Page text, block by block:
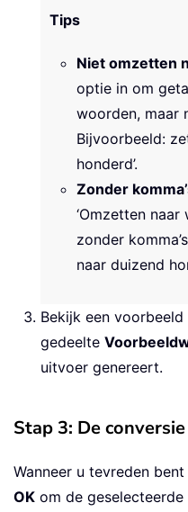
Tips
Niet omzetten
optie in om
woorden, maar
Bijvoorbeeld:
honderd’.
Zonder
‘Omzetten naar
zonder
naar duizend
Bekijk een
gedeelte
uitvoer genereert.
Stap 3: De
Wanneer u tevreden
OK om de